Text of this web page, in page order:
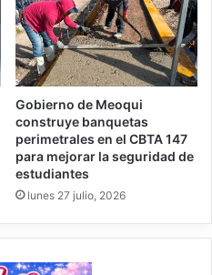
Gobierno de Meoqui
construye banquetas
perimetrales en el CBTA 147
para mejorar la seguridad de
estudiantes
lunes 27 julio, 2026